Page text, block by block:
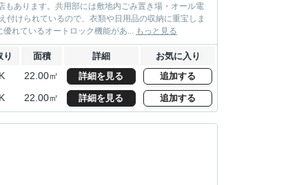
もあります。共用部には敷地内ごみ置き場・オール電
けられているので、衣類や日用品の収納に重宝しま
れているオートロック機能があ... もっと見る
り 面積 詳細 お気に入り
22.00㎡ 詳細を見る 追加する
22.00㎡ 詳細を見る 追加する